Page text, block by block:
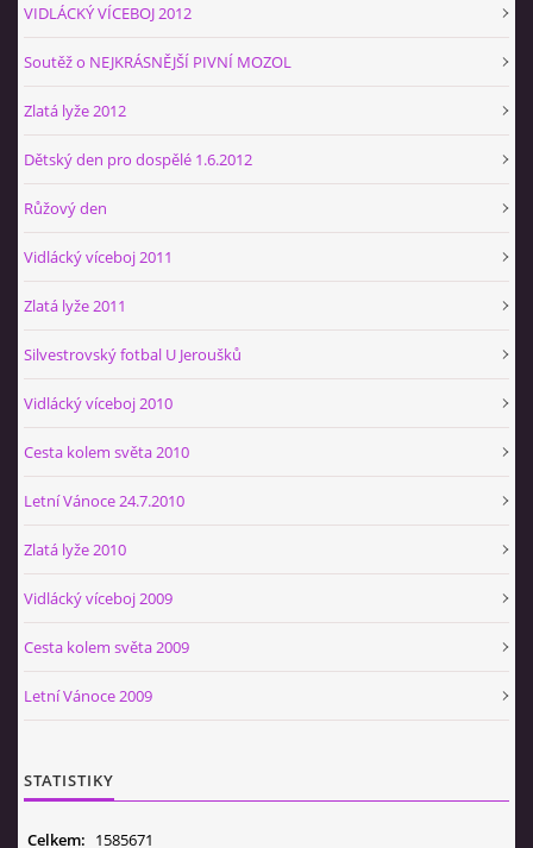
VIDLÁCKÝ VÍCEBOJ 2012
Soutěž o NEJKRÁSNĚJŠÍ PIVNÍ MOZOL
Zlatá lyže 2012
Dětský den pro dospělé 1.6.2012
Růžový den
Vidlácký víceboj 2011
Zlatá lyže 2011
Silvestrovský fotbal U Jeroušků
Vidlácký víceboj 2010
Cesta kolem světa 2010
Letní Vánoce 24.7.2010
Zlatá lyže 2010
Vidlácký víceboj 2009
Cesta kolem světa 2009
Letní Vánoce 2009
STATISTIKY
Celkem: 1585671